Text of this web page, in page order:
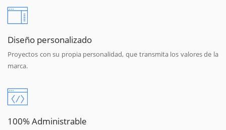
Diseño personalizado
Proyectos con su propia personalidad, que transmita los valores de la
marca.
100% Administrable